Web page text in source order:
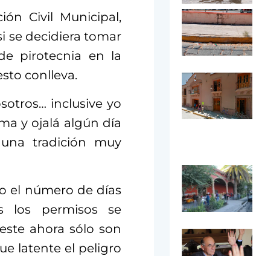
Civil Municipal,
se decidiera tomar
pirotecnia en la
conlleva.
inclusive yo
y ojalá algún día
tradición muy
el número de días
los permisos se
ahora sólo son
latente el peligro